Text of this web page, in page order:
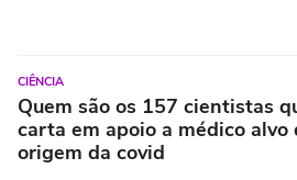
CIÊNCIA
Quem são os 157 cientistas
carta em apoio a médico alvo
origem da covid